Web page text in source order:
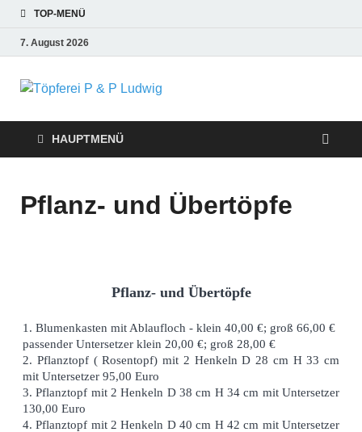
TOP-MENÜ
7. August 2026
HAUPTMENÜ
Pflanz- und Übertöpfe
Pflanz- und Übertöpfe
1. Blumenkasten mit Ablaufloch - klein 40,00 €; groß 66,00 €
passender Untersetzer klein 20,00 €; groß 28,00 €
2. Pflanztopf ( Rosentopf) mit 2 Henkeln D 28 cm H 33 cm
mit Untersetzer 95,00 Euro
3. Pflanztopf mit 2 Henkeln D 38 cm H 34 cm mit Untersetzer
130,00 Euro
4. Pflanztopf mit 2 Henkeln D 40 cm H 42 cm mit Untersetzer